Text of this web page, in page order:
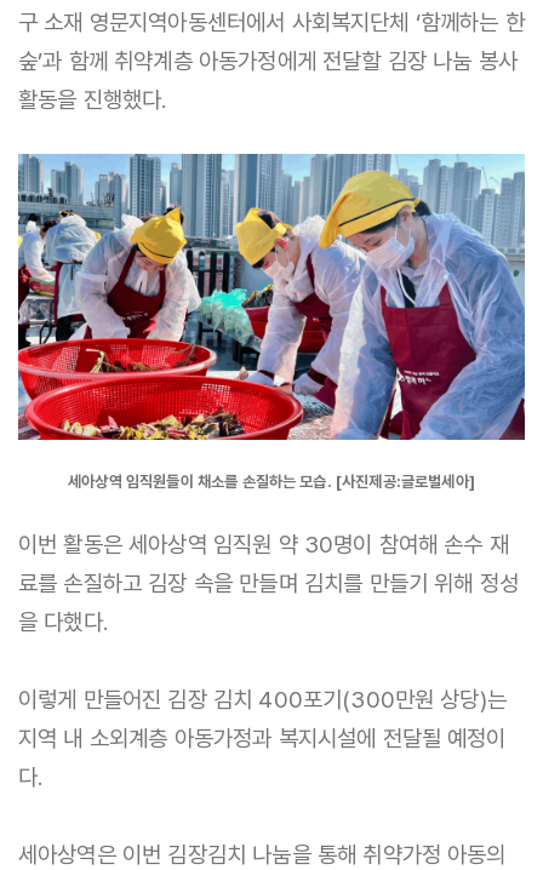
구 소재 영문지역아동센터에서 사회복지단체 ‘함께하는 한
숲’과 함께 취약계층 아동가정에게 전달할 김장 나눔 봉사
활동을 진행했다.
세아상역 임직원들이 채소를 손질하는 모습. [사진제공:글로벌세아]
이번 활동은 세아상역 임직원 약 30명이 참여해 손수 재
료를 손질하고 김장 속을 만들며 김치를 만들기 위해 정성
을 다했다.
이렇게 만들어진 김장 김치 400포기(300만원 상당)는
지역 내 소외계층 아동가정과 복지시설에 전달될 예정이
다.
세아상역은 이번 김장김치 나눔을 통해 취약가정 아동의